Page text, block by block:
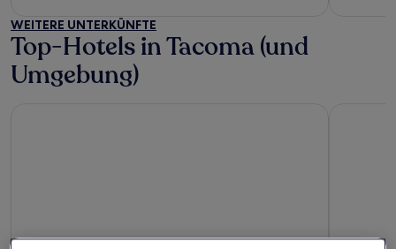
WEITERE UNTERKÜNFTE
Top-Hotels in Tacoma (und
Umgebung)